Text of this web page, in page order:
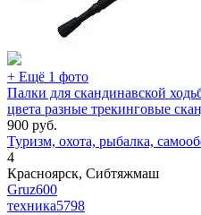
+ Ещё 1 фото
Палки для скандинавской
цвета разные трекинговые
900 руб.
Туризм, охота, рыбалка,
4
Красноярск, Сибтяжмаш
Gruz600
техника5798